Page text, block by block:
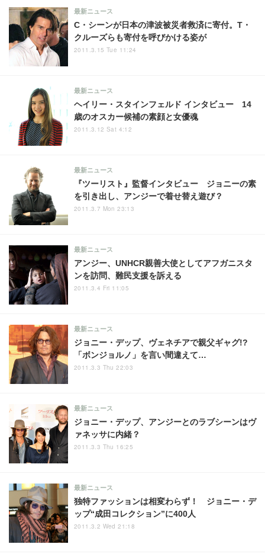
C・シーンが日本の津波被災者救済に寄付。T・
クルーズらも寄付を呼びかける姿が
最新ニュース
2011.3.15 Tue 11:24
ヘイリー・スタインフェルド インタビュー 14
歳のオスカー候補の素顔と女優魂
最新ニュース
2011.3.12 Sat 4:12
『ツーリスト』監督インタビュー ジョニーの素
を引き出し、アンジーで着せ替え遊び？
最新ニュース
2011.3.7 Mon 23:13
アンジー、UNHCR親善大使としてアフガニスタ
ンを訪問、難民支援を訴える
最新ニュース
2011.3.4 Fri 11:05
ジョニー・デップ、ヴェネチアで親父ギャグ!?
「ボンジョルノ」を言い間違えて…
最新ニュース
2011.3.3 Thu 22:03
ジョニー・デップ、アンジーとのラブシーンはヴ
ァネッサに内緒？
最新ニュース
2011.3.3 Thu 16:25
独特ファッションは相変わらず！ ジョニー・デ
ップ“成田コレクション”に400人
最新ニュース
2011.3.2 Wed 21:18